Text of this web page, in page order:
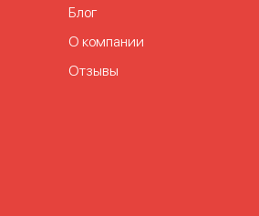
Блог
О компании
Отзывы